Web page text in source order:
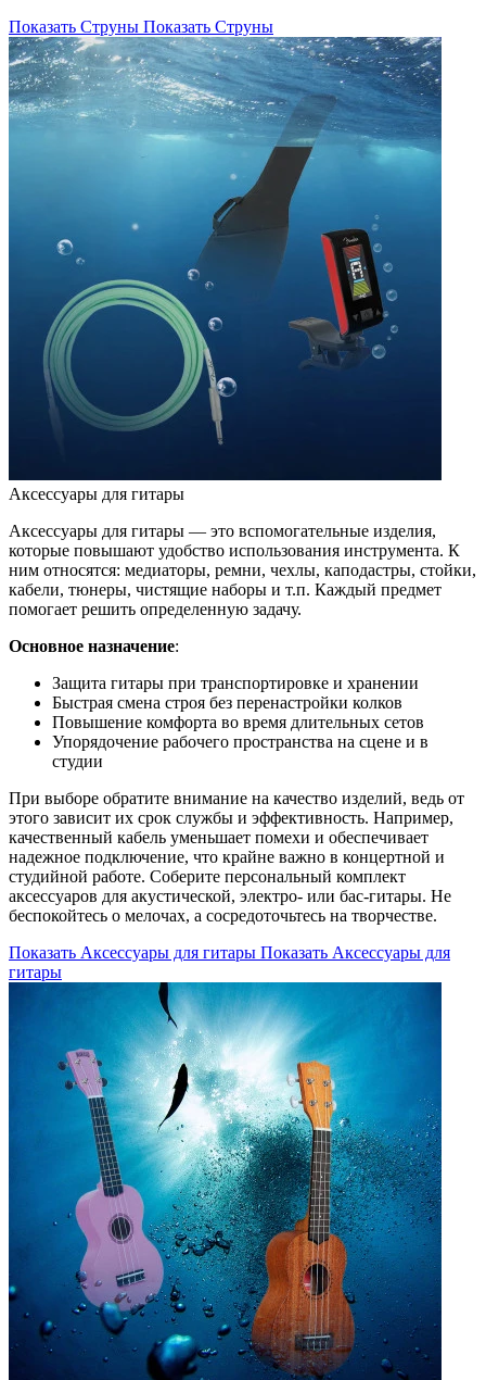
Показать Струны Показать Струны
Аксессуары для гитары
Аксессуары для гитары — это вспомогательные изделия,
которые повышают удобство использования инструмента. К
ним относятся: медиаторы, ремни, чехлы, каподастры, стойки,
кабели, тюнеры, чистящие наборы и т.п. Каждый предмет
помогает решить определенную задачу.
Основное назначение:
Защита гитары при транспортировке и хранении
Быстрая смена строя без перенастройки колков
Повышение комфорта во время длительных сетов
Упорядочение рабочего пространства на сцене и в
студии
При выборе обратите внимание на качество изделий, ведь от
этого зависит их срок службы и эффективность. Например,
качественный кабель уменьшает помехи и обеспечивает
надежное подключение, что крайне важно в концертной и
студийной работе. Соберите персональный комплект
аксессуаров для акустической, электро- или бас-гитары. Не
беспокойтесь о мелочах, а сосредоточьтесь на творчестве.
Показать Аксессуары для гитары Показать Аксессуары для
гитары